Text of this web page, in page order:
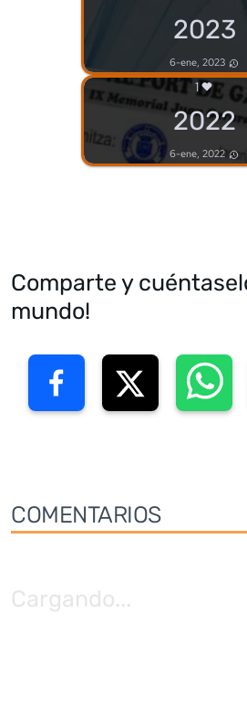
2023
6-ene, 2023
1
2022
6-ene, 2022
Comparte y
mundo!
COMENTARIOS
Cargando...